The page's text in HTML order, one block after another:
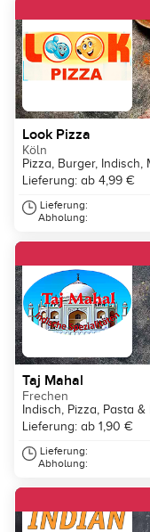
Look Pizza
Köln
Pizza, Burger, Indisch,
Lieferung: ab 4,99 €
Lieferung:
Abholung:
Taj Mahal
Frechen
Indisch, Pizza, Pasta &
Lieferung: ab 1,90 €
Lieferung:
Abholung: